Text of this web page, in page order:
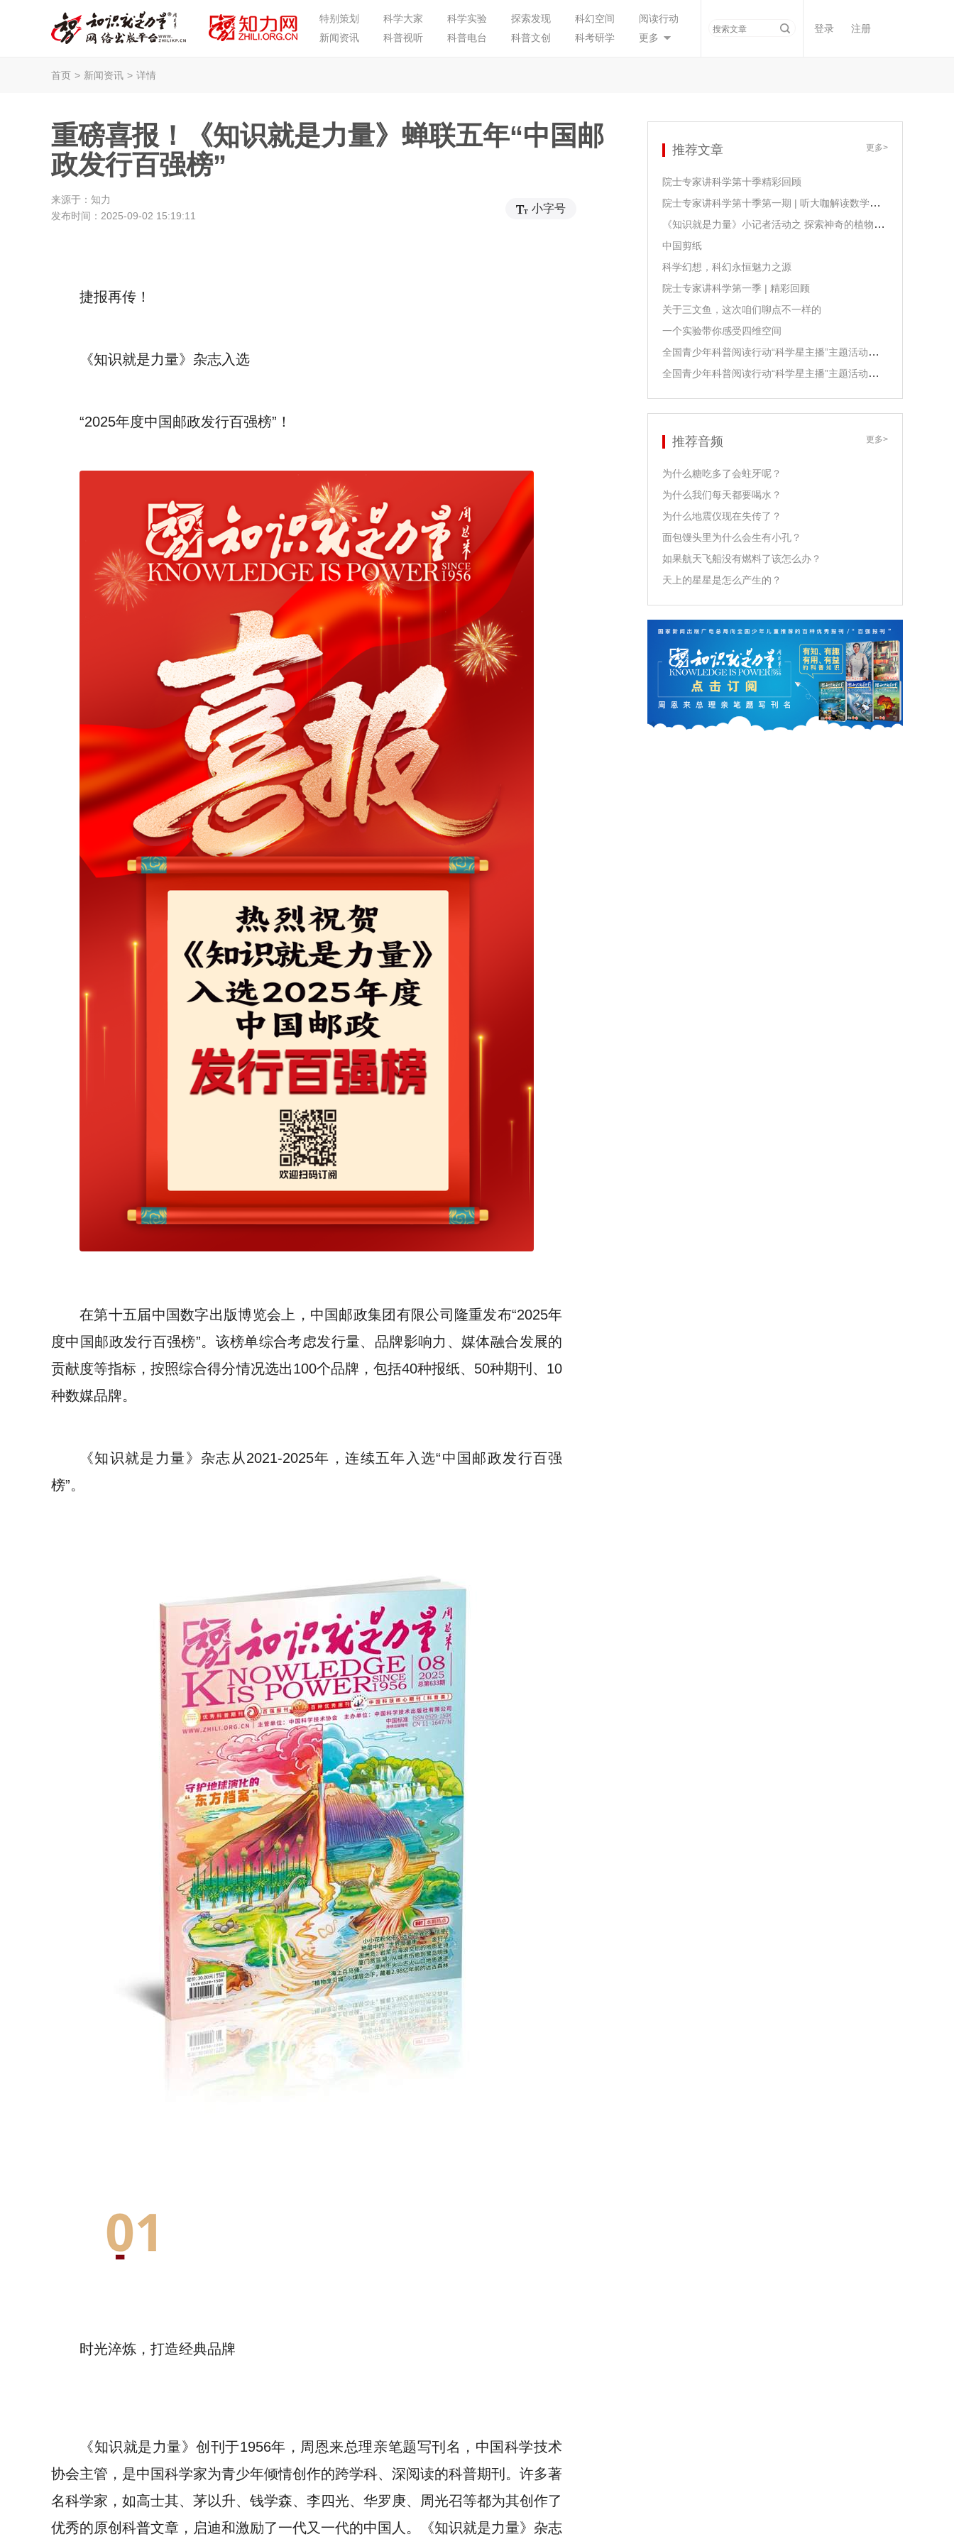
特别策划 科学大家 科学实验 探索发现 科幻空间
阅读行动
新闻资讯
科普视听 科普电台 科普文创 科考研学 更多
登录 注册
首页 > 新闻资讯 > 详情
重磅喜报！《知识就是力量》蝉联五年“中国邮
政发行百强榜”
来源于： 知力
发布时间： 2025-09-02 15:19:11
小字号
捷报再传！
《知识就是力量》杂志入选
“2025年度中国邮政发行百强榜”！
在第十五届中国数字出版博览会上，中国邮政集团有限公司隆重发布“2025年
度中国邮政发行百强榜”。该榜单综合考虑发行量、品牌影响力、媒体融合发展的
贡献度等指标，按照综合得分情况选出100个品牌，包括40种报纸、50种期刊、10
种数媒品牌。
《知识就是力量》杂志从2021-2025年，连续五年入选“中国邮政发行百强
榜”。
时光淬炼，打造经典品牌
《知识就是力量》创刊于1956年，周恩来总理亲笔题写刊名，中国科学技术
协会主管，是中国科学家为青少年倾情创作的跨学科、深阅读的科普期刊。许多著
名科学家，如高士其、茅以升、钱学森、李四光、华罗庚、周光召等都为其创作了
优秀的原创科普文章，启迪和激励了一代又一代的中国人。《知识就是力量》杂志
推荐文章 更多>
院士专家讲科学第十季精彩回顾
院士专家讲科学第十季第一期 | 听大咖解读数学课程课标
《知识就是力量》小记者活动之 探索神奇的植物生长
中国剪纸
科学幻想，科幻永恒魅力之源
院士专家讲科学第一季 | 精彩回顾
关于三文鱼，这次咱们聊点不一样的
一个实验带你感受四维空间
全国青少年科普阅读行动“科学星主播”主题活动之江泓老师领读
全国青少年科普阅读行动“科学星主播”主题活动之尹传红老师领读
推荐音频 更多>
为什么糖吃多了会蛀牙呢？
为什么我们每天都要喝水？
为什么地震仪现在失传了？
面包馒头里为什么会生有小孔？
如果航天飞船没有燃料了该怎么办？
天上的星星是怎么产生的？